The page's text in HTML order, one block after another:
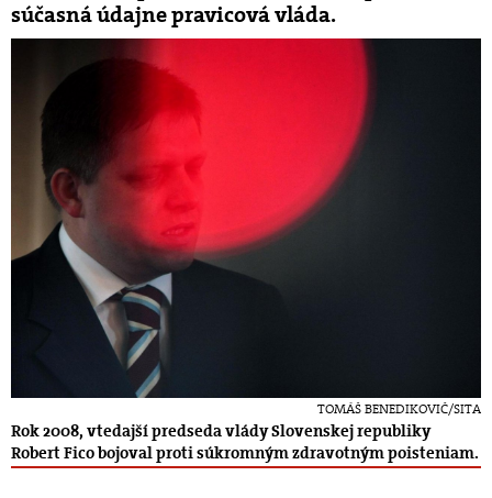
súčasná údajne pravicová vláda.
TOMÁŠ BENEDIKOVIČ/SITA
Rok 2008, vtedajší predseda vlády Slovenskej republiky
Robert Fico bojoval proti súkromným zdravotným poisteniam.